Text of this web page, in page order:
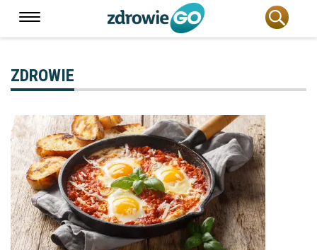
ZDROWIE